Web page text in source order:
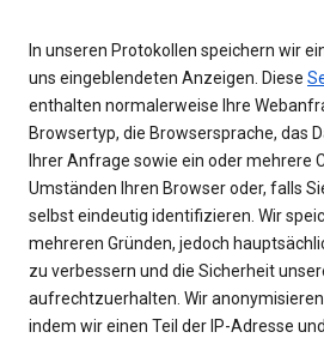
In unseren Protokollen speichern wir
uns eingeblendeten Anzeigen. Diese
enthalten normalerweise Ihre
Browsertyp, die Browsersprache, das
Ihrer Anfrage sowie ein oder mehrere
Umständen Ihren Browser oder, falls
selbst eindeutig identifizieren. Wir
mehreren Gründen, jedoch
zu verbessern und die Sicherheit
aufrechtzuerhalten. Wir
indem wir einen Teil der IP-Adresse